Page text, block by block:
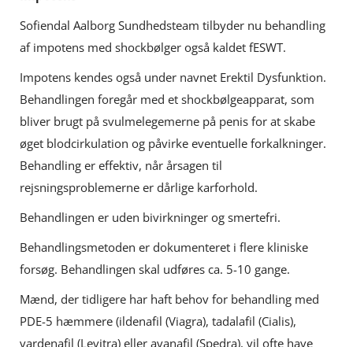
Sofiendal Aalborg Sundhedsteam tilbyder nu behandling
af impotens med shockbølger også kaldet fESWT.
Impotens kendes også under navnet Erektil Dysfunktion.
Behandlingen foregår med et shockbølgeapparat, som
bliver brugt på svulmelegemerne på penis for at skabe
øget blodcirkulation og påvirke eventuelle forkalkninger.
Behandling er effektiv, når årsagen til
rejsningsproblemerne er dårlige karforhold.
Behandlingen er uden bivirkninger og smertefri.
Behandlingsmetoden er dokumenteret i flere kliniske
forsøg. Behandlingen skal udføres ca. 5-10 gange.
Mænd, der tidligere har haft behov for behandling med
PDE-5 hæmmere (ildenafil (Viagra), tadalafil (Cialis),
vardenafil (Levitra) eller avanafil (Spedra), vil ofte have